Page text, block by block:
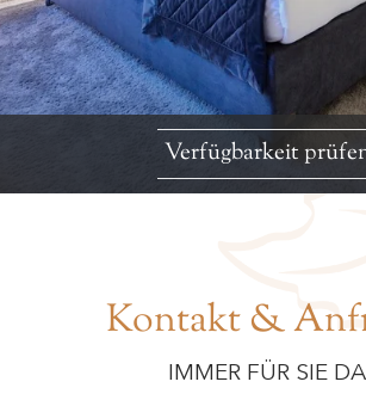
Verfügbarkeit
Kontakt &
IMMER FÜR SIE DA